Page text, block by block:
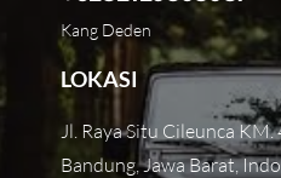
Kang Deden
LOKASI
Jl. Raya Situ Cileunca KM.
Bandung, Jawa Barat,